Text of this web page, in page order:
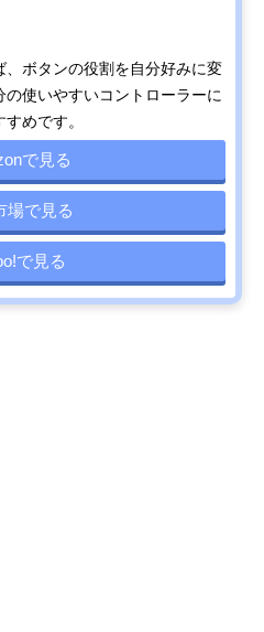
ボタンの役割を自分好みに変
使いやすいコントローラーに
めです。
で見る
場で見る
で見る